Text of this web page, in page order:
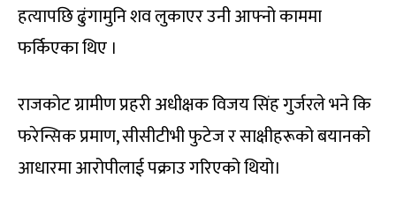
हत्यापछि ढुंगामुनि शव लुकाएर उनी आफ्नो काममा
फर्किएका थिए ।
राजकोट ग्रामीण प्रहरी अधीक्षक विजय सिंह गुर्जरले भने कि
फरेन्सिक प्रमाण, सीसीटीभी फुटेज र साक्षीहरूको बयानको
आधारमा आरोपीलाई पक्राउ गरिएको थियो।